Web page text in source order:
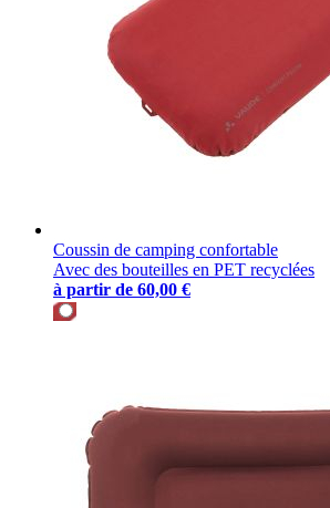
Coussin de camping confortable
Avec des bouteilles en PET recyclées
à partir de 60,00 €